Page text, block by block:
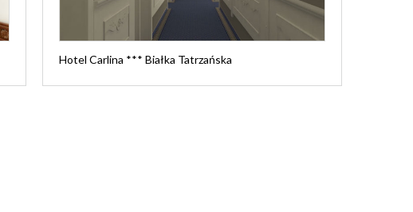
Hotel Carlina *** Białka Tatrzańska